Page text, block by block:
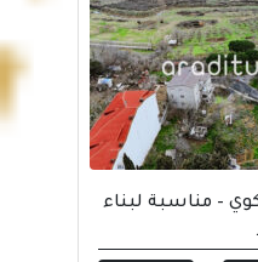
– مناسبة لبناء